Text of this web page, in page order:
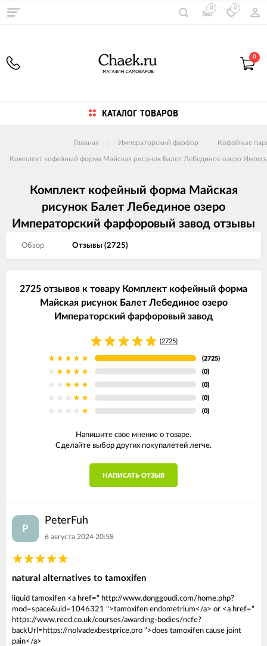
0 0
0
КАТАЛОГ ТОВАРОВ
Главная Императорский фарфор Кофейные
Комплект кофейный форма Майская рисунок Балет Лебединое озеро
Комплект кофейный форма Майская
рисунок Балет Лебединое озеро
Императорский фарфоровый завод отзывы
Обзор Отзывы (2725)
2725 отзывов к товару Комплект кофейный форма
Майская рисунок Балет Лебединое озеро
Императорский фарфоровый завод
(2725)
(2725)
(0)
(0)
(0)
(0)
Напишите свое мнение о товаре.
Сделайте выбор других покупалетей легче.
НАПИСАТЬ ОТЗЫВ
P
PeterFuh
6 августа 2024 20:58
natural alternatives to tamoxifen
liquid tamoxifen <a href=" http://www.donggoudi.com/home.php?
mod=space&uid=1046321 ">tamoxifen endometrium</a> or <a href="
https://www.reed.co.uk/courses/awarding-bodies/ncfe?
backUrl=https://nolvadexbestprice.pro ">does tamoxifen cause joint
pain</a>